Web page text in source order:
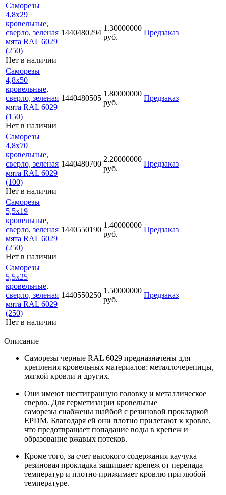
Саморезы
4,8х29
кровельные,
сверло, зеленая
мята RAL 6029
(250)
Нет в наличии
1440480294
1.30000000
руб.
Предзаказ
Саморезы
4,8х50
кровельные,
сверло, зеленая
мята RAL 6029
(150)
Нет в наличии
1440480505
1.80000000
руб.
Предзаказ
Саморезы
4,8х70
кровельные,
сверло, зеленая
мята RAL 6029
(100)
Нет в наличии
1440480700
2.20000000
руб.
Предзаказ
Саморезы
5,5х19
кровельные,
сверло, зеленая
мята RAL 6029
(250)
Нет в наличии
1440550190
1.40000000
руб.
Предзаказ
Саморезы
5,5х25
кровельные,
сверло, зеленая
мята RAL 6029
(250)
Нет в наличии
1440550250
1.50000000
руб.
Предзаказ
Описание
Саморезы черные RAL 6029 предназначены для
крепления кровельных материалов: металлочерепицы,
мягкой кровли и других.
Они имеют шестигранную головку и металлическое
сверло. Для герметизации кровельные
саморезы снабжены шайбой с резиновой прокладкой
ЕРDМ. Благодаря ей они плотно прилегают к кровле,
что предотвращает попадание воды в крепеж и
образование ржавых потеков.
Кроме того, за счет высокого содержания каучука
резиновая прокладка защищает крепеж от перепада
температур и плотно прижимает кровлю при любой
температуре.